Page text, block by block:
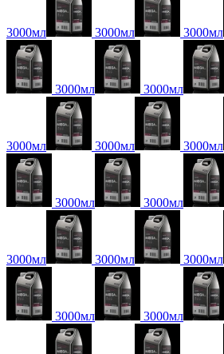
3000мл 3000мл 3000мл
3000мл 3000мл
3000мл 3000мл 3000мл
3000мл 3000мл
3000мл 3000мл 3000мл
3000мл 3000мл